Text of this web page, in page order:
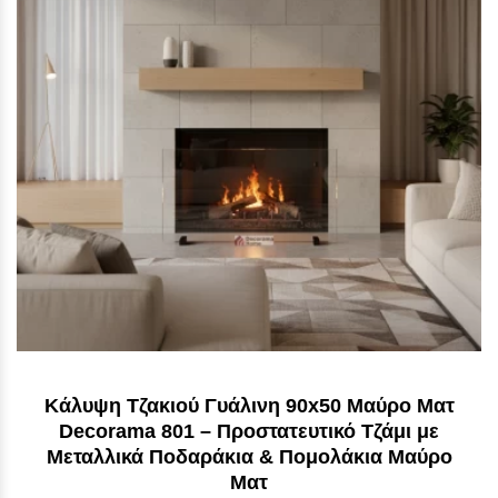
Κάλυψη Τζακιού Γυάλινη 90x50 Μαύρο Ματ
Decorama 801 – Προστατευτικό Τζάμι με
Μεταλλικά Ποδαράκια & Πομολάκια Μαύρο
Ματ